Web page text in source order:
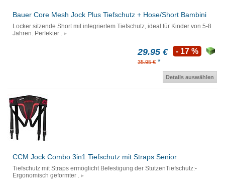
Bauer Core Mesh Jock Plus Tiefschutz + Hose/Short Bambini
Locker sitzende Short mit integriertem Tiefschutz, ideal für Kinder von 5-8
Jahren. Perfekter .
29.95 €
35.95 € *
- 17 %
Details auswählen
CCM Jock Combo 3in1 Tiefschutz mit Straps Senior
Tiefschutz mit Straps ermöglicht Befestigung der StutzenTiefschutz:-
Ergonomisch geformter .